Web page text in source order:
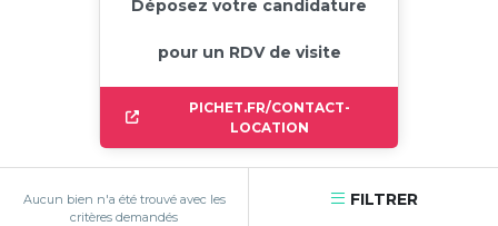
Déposez votre candidature
pour un RDV de visite
PICHET.FR/CONTACT-
LOCATION
Aucun bien n'a été trouvé avec les
critères demandés
FILTRER